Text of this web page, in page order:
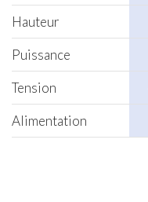
Hauteur
Puissance
Tension
Alimentation